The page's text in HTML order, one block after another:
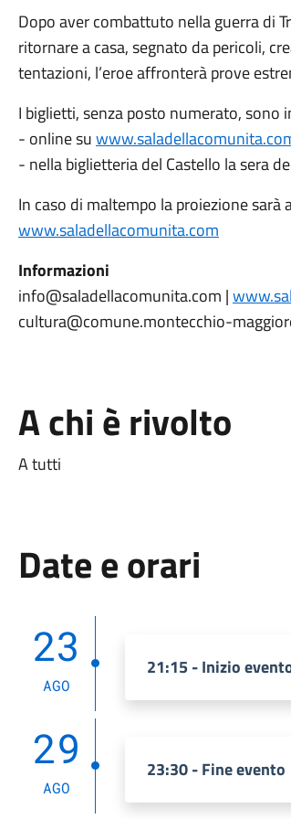
Dopo aver combattuto nella guerra di
ritornare a casa, segnato da pericoli,
tentazioni, l’eroe affronterà prove
I biglietti, senza posto numerato, sono
- online su
- nella biglietteria del Castello la sera
In caso di maltempo la proiezione
www.saladellacomunita.com
Informazioni
info@saladellacomunita.com |
cultura@comune.montecchio-
A chi è rivolto
A tutti
Date e orari
23
AGO
21:15 - Inizio
29
AGO
23:30 - Fine evento